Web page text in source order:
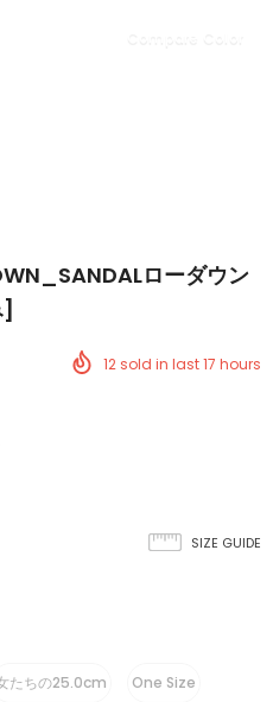
ローダウン
12sold in last17 hours
SIZE GUIDE
たちの25.0cm One Size